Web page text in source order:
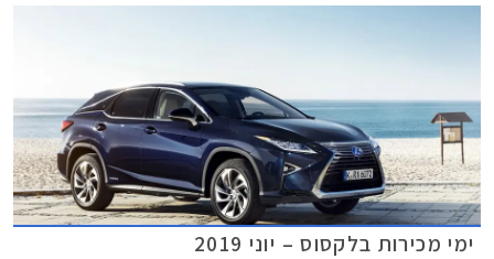
ימי מכירות בלקסוס – יוני 2019